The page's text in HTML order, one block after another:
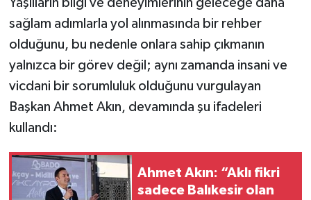
sağlam adımlarla yol alınmasında bir rehber
olduğunu, bu nedenle onlara sahip çıkmanın
yalnızca bir görev değil; aynı zamanda insani ve
vicdani bir sorumluluk olduğunu vurgulayan
Başkan Ahmet Akın, devamında şu ifadeleri
kullandı:
Ahmet Akın: “Aklı fikri
sadece Balıkesir olan